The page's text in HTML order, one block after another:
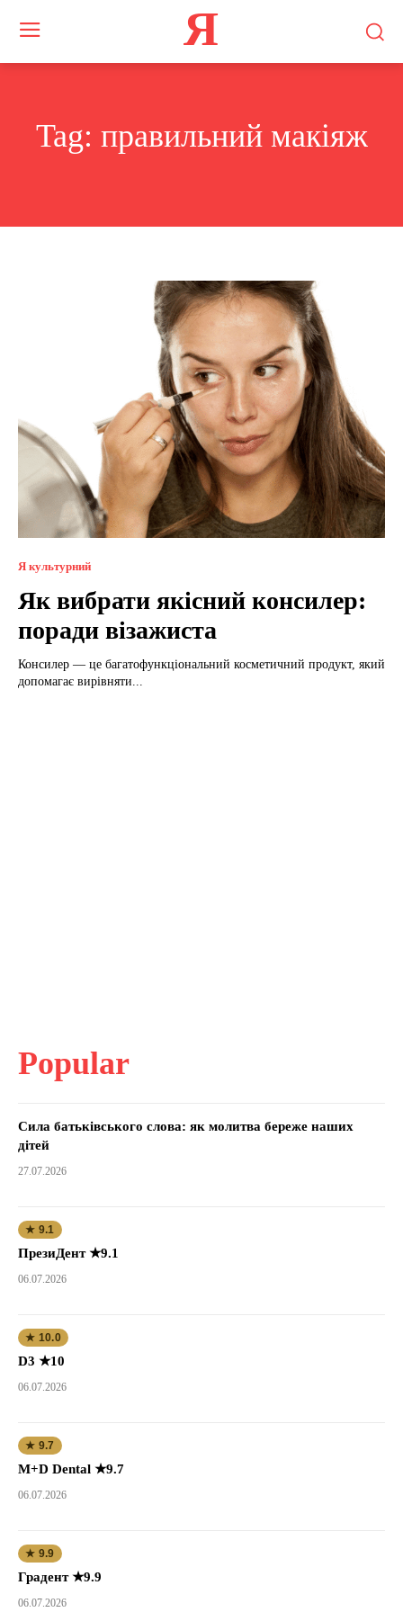
Я
Tag: правильний макіяж
Я культурний
Як вибрати якісний консилер:
поради візажиста
Консилер — це багатофункціональний косметичний продукт, який
допомагає вирівняти...
Popular
Сила батьківського слова: як молитва береже наших
дітей
27.07.2026
★ 9.1
ПрезиДент ★9.1
06.07.2026
★ 10.0
D3 ★10
06.07.2026
★ 9.7
M+D Dental ★9.7
06.07.2026
★ 9.9
Градент ★9.9
06.07.2026